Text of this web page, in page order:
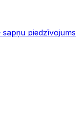
sapņu piedzīvojums